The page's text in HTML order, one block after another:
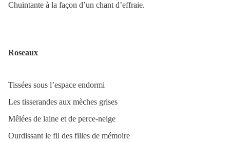
Chuintante à la façon d’un chant d’effraie.
Roseaux
Tissées sous l’espace endormi
Les tisserandes aux mèches grises
Mêlées de laine et de perce-neige
Ourdissant le fil des filles de mémoire